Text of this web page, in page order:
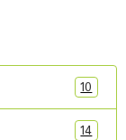
10
14